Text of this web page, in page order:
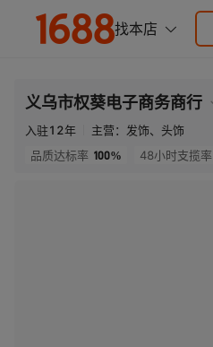
义乌市权葵电子商务商行
入驻12年 主营： 发饰、头饰
品质达标率 100% 48小时支揽率